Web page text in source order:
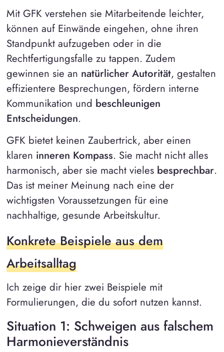
Mit GFK verstehen sie Mitarbeitende leichter,
können auf Einwände eingehen, ohne ihren
Standpunkt aufzugeben oder in die
Rechtfertigungsfalle zu tappen. Zudem
gewinnen sie an natürlicher Autorität, gestalten
effizientere Besprechungen, fördern interne
Kommunikation und beschleunigen
Entscheidungen.
GFK bietet keinen Zaubertrick, aber einen
klaren inneren Kompass. Sie macht nicht alles
harmonisch, aber sie macht vieles besprechbar.
Das ist meiner Meinung nach eine der
wichtigsten Voraussetzungen für eine
nachhaltige, gesunde Arbeitskultur.
Konkrete Beispiele aus dem
Arbeitsalltag
Ich zeige dir hier zwei Beispiele mit
Formulierungen, die du sofort nutzen kannst.
Situation 1: Schweigen aus falschem
Harmonieverständnis